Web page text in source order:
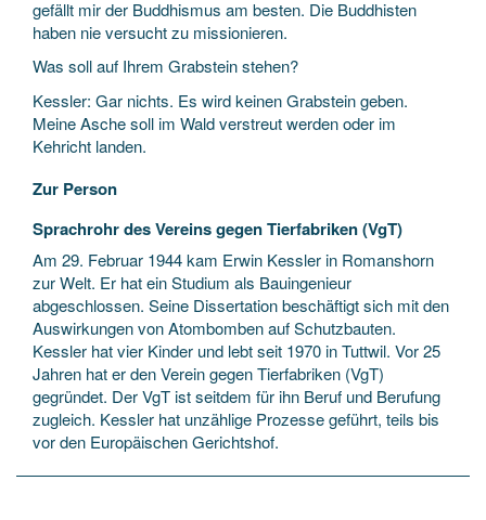
gefällt mir der Buddhismus am besten. Die Buddhisten
haben nie versucht zu missionieren.
Was soll auf Ihrem Grabstein stehen?
Kessler: Gar nichts. Es wird keinen Grabstein geben.
Meine Asche soll im Wald verstreut werden oder im
Kehricht landen.
Zur Person
Sprachrohr des Vereins gegen Tierfabriken (VgT)
Am 29. Februar 1944 kam Erwin Kessler in Romanshorn
zur Welt. Er hat ein Studium als Bauingenieur
abgeschlossen. Seine Dissertation beschäftigt sich mit den
Auswirkungen von Atombomben auf Schutzbauten.
Kessler hat vier Kinder und lebt seit 1970 in Tuttwil. Vor 25
Jahren hat er den Verein gegen Tierfabriken (VgT)
gegründet. Der VgT ist seitdem für ihn Beruf und Berufung
zugleich. Kessler hat unzählige Prozesse geführt, teils bis
vor den Europäischen Gerichtshof.